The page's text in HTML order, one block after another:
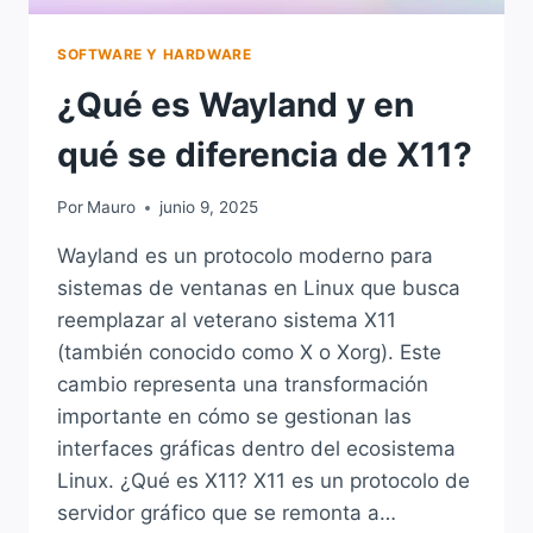
SOFTWARE Y HARDWARE
¿Qué es Wayland y en
qué se diferencia de X11?
Por Mauro junio 9, 2025
Wayland es un protocolo moderno para
sistemas de ventanas en Linux que busca
reemplazar al veterano sistema X11
(también conocido como X o Xorg). Este
cambio representa una transformación
importante en cómo se gestionan las
interfaces gráficas dentro del ecosistema
Linux. ¿Qué es X11? X11 es un protocolo de
servidor gráfico que se remonta a…